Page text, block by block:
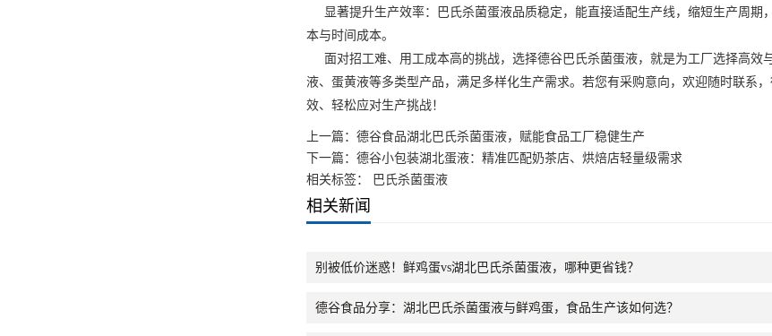
显著提升生产效率：巴氏杀菌蛋液品质稳定，能直接适配生产线，缩短生产周期
本与时间成本。
面对招工难、用工成本高的挑战，选择德谷巴氏杀菌蛋液，就是为工厂选择高效
液、蛋黄液等多类型产品，满足多样化生产需求。若您有采购意向，欢迎随时联系
效、轻松应对生产挑战！
上一篇： 德谷食品湖北巴氏杀菌蛋液，赋能食品工厂稳健生产
下一篇： 德谷小包装湖北蛋液：精准匹配奶茶店、烘焙店轻量级需求
相关标签： 巴氏杀菌蛋液
相关新闻
别被低价迷惑！鲜鸡蛋vs湖北巴氏杀菌蛋液，哪种更省钱？
德谷食品分享：湖北巴氏杀菌蛋液与鲜鸡蛋，食品生产该如何选？